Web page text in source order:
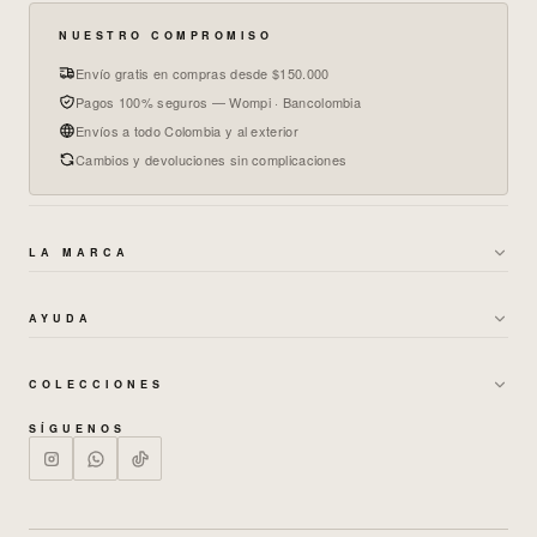
NUESTRO COMPROMISO
Envío gratis en compras desde $150.000
Pagos 100% seguros — Wompi · Bancolombia
Envíos a todo Colombia y al exterior
Cambios y devoluciones sin complicaciones
LA MARCA
GARANTÍAS Y CAMBIOS →
TRABAJA CON NOSOTROS
AYUDA
CAMBIOS Y DEVOLUCIONES →
PREGUNTAS FRECUENTES
NUESTRAS TIENDAS
GUÍA DE TALLAS →
COLECCIONES
HOMBRE
SÍGUENOS